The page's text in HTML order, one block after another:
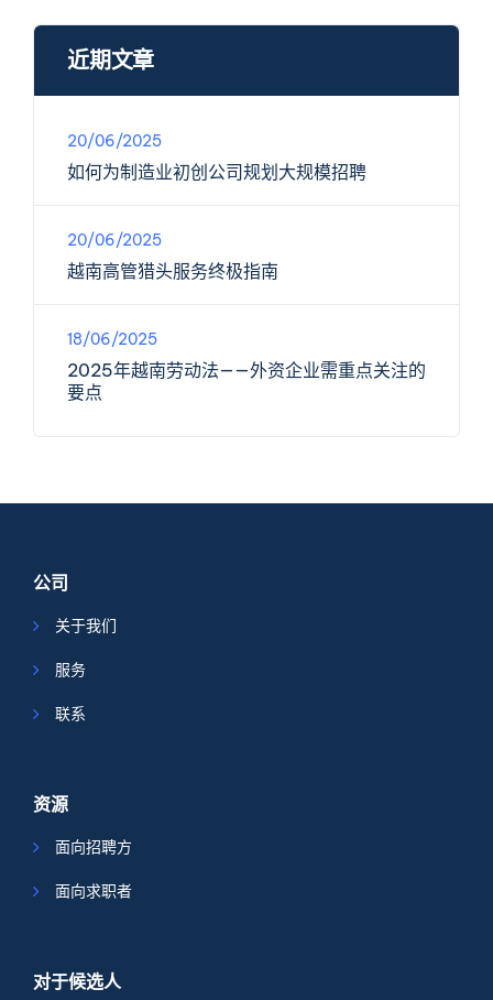
近期文章
如何为制造业初创公司规划大规模招聘
20/06/2025
越南高管猎头服务终极指南
20/06/2025
2025年越南劳动法——外资企业需重点关注的
要点
18/06/2025
公司
关于我们
服务
联系
资源
面向招聘方
面向求职者
对于候选人